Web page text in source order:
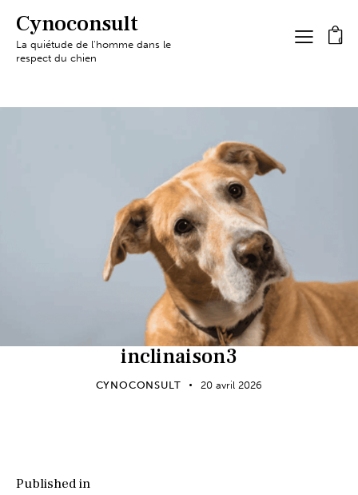
Cynoconsult
La quiétude de l'homme dans le
respect du chien
0
inclinaison3
CYNOCONSULT 20 avril 2026
Published in